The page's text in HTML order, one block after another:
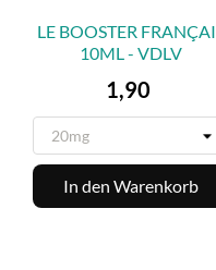
LE BOOSTER
10ML - VDLV
Preis
1,90
In den Warenkorb